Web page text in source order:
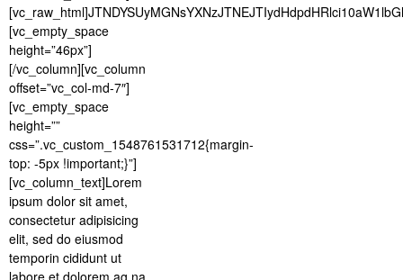
[vc_empty_space
height=”46px”]
[/vc_column][vc_column
offset=”vc_col-md-7″]
[vc_empty_space
height=””
css=”.vc_custom_1548761531712{margin-
top: -5px !important;}”]
[vc_column_text]Lorem
ipsum dolor sit amet,
consectetur adipisicing
elit, sed do eiusmod
temporin cididunt ut
labore et dolorem ag na